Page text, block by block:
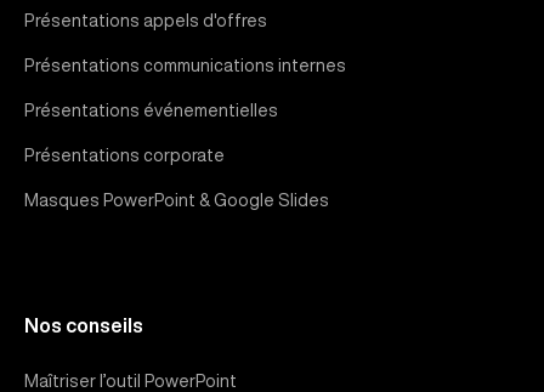
Présentations appels d'offres
Présentations communications internes
Présentations événementielles
Présentations corporate
Masques PowerPoint & Google Slides
Nos conseils
Maîtriser l’outil PowerPoint